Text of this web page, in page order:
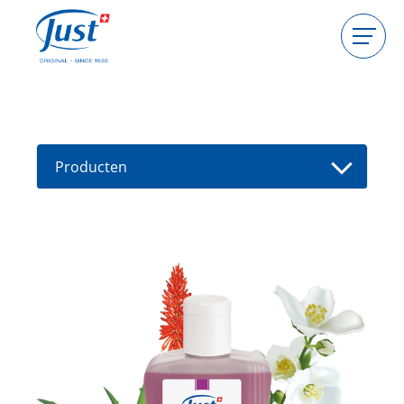
Consulente worden
Gids
Producten
Haarverzorging